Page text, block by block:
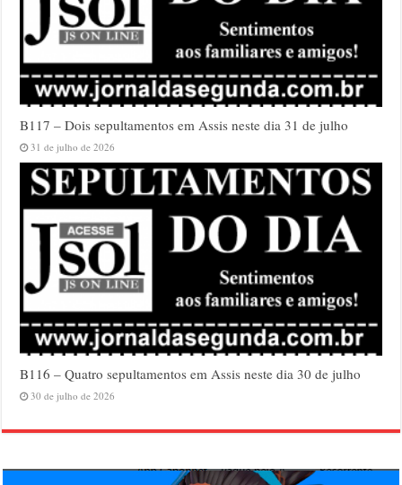
B117 – Dois sepultamentos em Assis neste dia 31 de julho
31 de julho de 2026
B116 – Quatro sepultamentos em Assis neste dia 30 de julho
30 de julho de 2026